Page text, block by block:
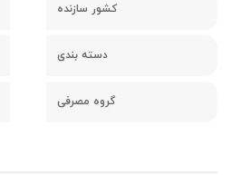
کشور سازنده
دسته بندی
گروه مصرفی